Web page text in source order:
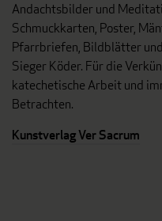
Andachtsbilder und
Schmuckkarten, Poster,
Pfarrbriefen, Bildblätter
Sieger Köder. Für die
katechetische Arbeit und
Betrachten.
Kunstverlag Ver Sacrum